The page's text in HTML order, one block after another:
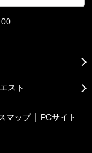
スト
マップ PCサイト